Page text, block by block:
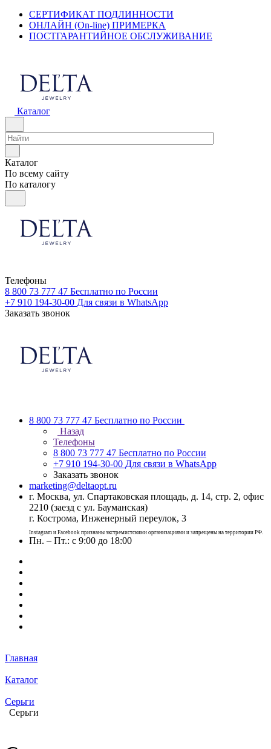
СЕРТИФИКАТ ПОДЛИННОСТИ
ОНЛАЙН (On-line) ПРИМЕРКА
ПОСТГАРАНТИЙНОЕ ОБСЛУЖИВАНИЕ
Каталог
Каталог
По всему сайту
По каталогу
Телефоны
8 800 73 777 47 Бесплатно по России
+7 910 194-30-00 Для связи в WhatsApp
Заказать звонок
8 800 73 777 47 Бесплатно по России
Назад
Телефоны
8 800 73 777 47 Бесплатно по России
+7 910 194-30-00 Для связи в WhatsApp
Заказать звонок
marketing@deltaopt.ru
г. Москва, ул. Спартаковская площадь, д. 14, стр. 2, офис
2210 (заезд с ул. Бауманская)
г. Кострома, Инженерный переулок, 3
Instagram и Facebook признаны экстремистскими организациями и запрещены на территории РФ.
Пн. – Пт.: с 9:00 до 18:00
Главная
Каталог
Серьги
Серьги